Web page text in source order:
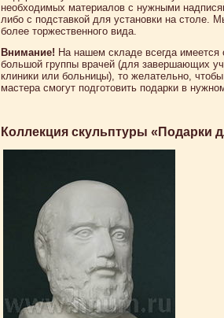
необходимых материалов с нужными
либо с подставкой для установки на столе.
более торжественного вида.
Внимание! На нашем складе всегда
большой группы врачей (для завершающих
клиники или больницы), то желательно,
мастера смогут подготовить подарки в
Коллекция скульптуры «Подарки